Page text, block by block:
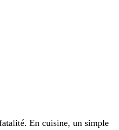
En cuisine, un simple